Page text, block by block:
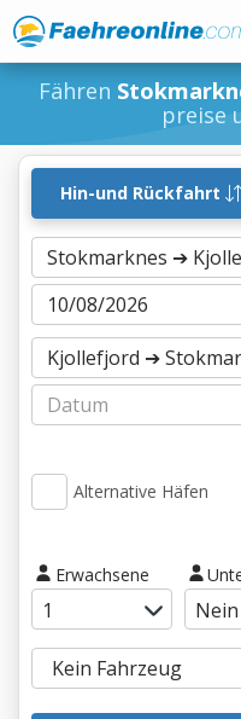
Fähren
preise
Hin-und Rückfahrt
Alternative Häfen
Erwachsene